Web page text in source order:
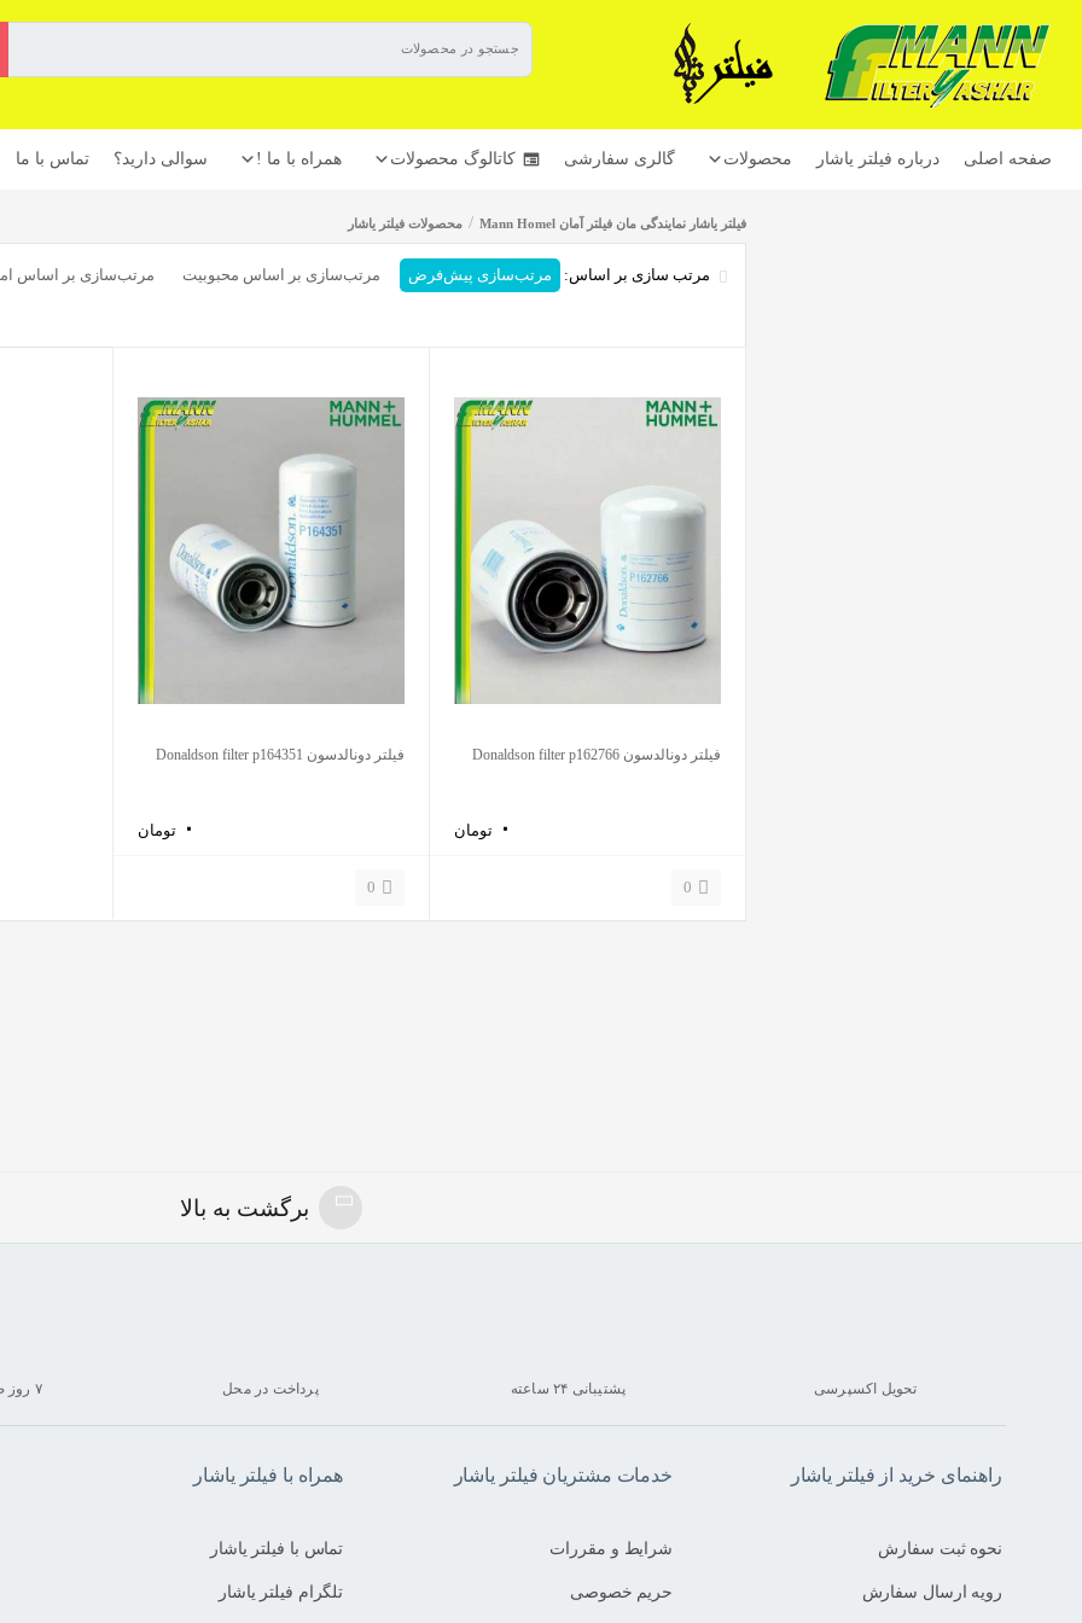
صفحه اصلی درباره فیلتر یاشار محصولات گالری سفارشی کاتالوگ محصولات همراه با ما ! سوالی دارید؟ تماس با ما
فیلتر یاشار نمایندگی مان فیلتر آمان Mann Homel / محصولات فیلتر یاشار
مرتب سازی بر اساس: مرتب‌سازی پیش‌فرض مرتب‌سازی بر اساس محبوبیت مرتب‌سازی بر اساس
فیلتر دونالدسون Donaldson filter p162766
0
۰ تومان
فیلتر دونالدسون Donaldson filter p164351
0
۰ تومان
برگشت به بالا
تحویل اکسپرسی پشتیبانی ۲۴ ساعته پرداخت در محل ۷ روز ضمانت بازگشت
راهنمای خرید از فیلتر یاشار
نحوه ثبت سفارش
رویه ارسال سفارش
خدمات مشتریان فیلتر یاشار
شرایط و مقررات
حریم خصوصی
همراه با فیلتر یاشار
تماس با فیلتر یاشار
تلگرام فیلتر یاشار